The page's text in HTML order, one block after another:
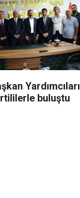
Yardımcıları
buluştu